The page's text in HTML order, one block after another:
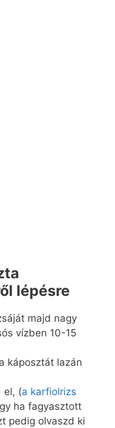
lépésre
majd nagy
vízben 10-15
káposztát lazán
el, (a karfiolrizs
ha fagyasztott
pedig olvaszd ki